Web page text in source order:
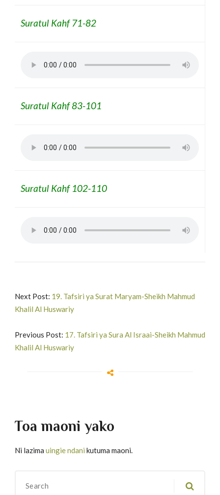
Suratul Kahf 71-82
Suratul Kahf 83-101
Suratul Kahf 102-110
Next Post: 19. Tafsiri ya Surat Maryam-Sheikh Mahmud
Khalil Al Huswariy
Previous Post: 17. Tafsiri ya Sura Al Israai-Sheikh Mahmud
Khalil Al Huswariy
Toa maoni yako
Ni lazima uingie ndani kutuma maoni.